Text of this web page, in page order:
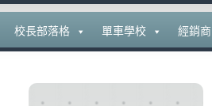
校長部落格 單車學校 經銷商